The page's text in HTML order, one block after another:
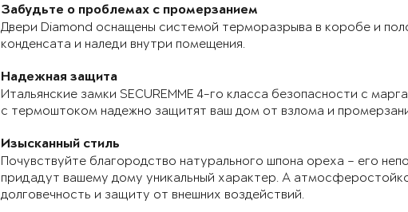
Забудьте о проблемах с промерзанием
Двери Diamond оснащены системой терморазрыва в коробе и
конденсата и наледи внутри помещения.
Надежная защита
Итальянские замки SECUREMME 4-го класса безопасности с
с термоштоком надежно защитят ваш дом от взлома и
Изысканный стиль
Почувствуйте благородство натурального шпона ореха – его
придадут вашему дому уникальный характер. А
долговечность и защиту от внешних воздействий.